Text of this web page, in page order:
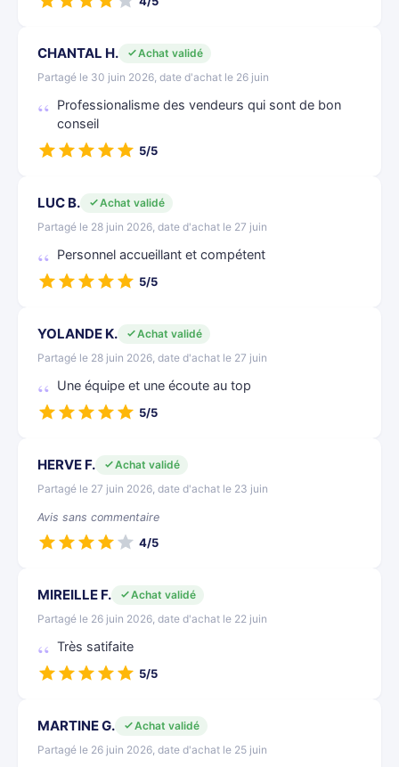
CHANTAL H.
Achat validé
Partagé le 30 juin 2026, date d'achat le 26 juin
Professionalisme des vendeurs qui sont de bon
conseil
5/5
LUC B.
Achat validé
Partagé le 28 juin 2026, date d'achat le 27 juin
Personnel accueillant et compétent
5/5
YOLANDE K.
Achat validé
Partagé le 28 juin 2026, date d'achat le 27 juin
Une équipe et une écoute au top
5/5
HERVE F.
Achat validé
Partagé le 27 juin 2026, date d'achat le 23 juin
Avis sans commentaire
4/5
MIREILLE F.
Achat validé
Partagé le 26 juin 2026, date d'achat le 22 juin
Très satifaite
5/5
MARTINE G.
Achat validé
Partagé le 26 juin 2026, date d'achat le 25 juin